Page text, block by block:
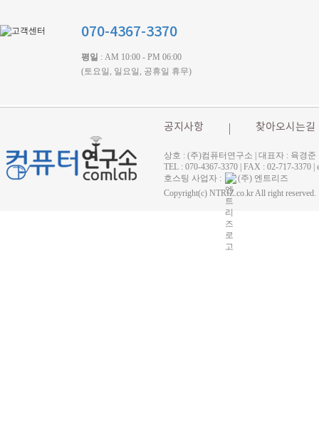
070-4367-3370
평일 : AM 10:00 - PM 06:00
(토요일, 일요일, 공휴일 휴무)
공지사항 찾아오시는길
상호 : (주)컴퓨터연구소 | 대표자 : 육경
TEL : 070-4367-3370 | FAX : 02-717-
호스팅 사업자 :
(주) 엔트리즈
Copyright(c) NTRIZ.co.kr All right reserved.